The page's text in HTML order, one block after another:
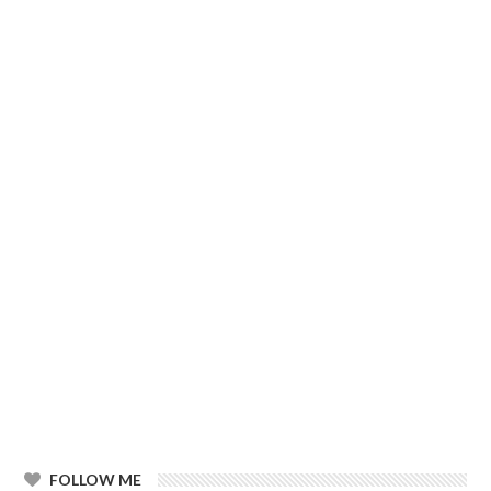
FOLLOW ME